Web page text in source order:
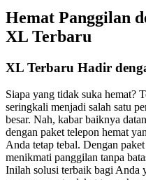
Hemat Panggilan
XL Terbaru
XL Terbaru Hadir
Siapa yang tidak suka hemat?
seringkali menjadi salah satu
besar. Nah, kabar baiknya
dengan paket telepon hemat
Anda tetap tebal. Dengan
menikmati panggilan tanpa
Inilah solusi terbaik bagi Anda